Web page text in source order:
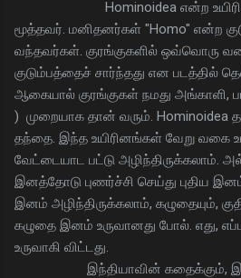
Hominoidea என்ற
மூத்தவர். மனிதனர்கள் "Homo" என்ற
வந்தவர்கள். குரங்குகளில் ஒவ்வொரு
குடும்பத்தைச் சார்ந்தது என படத்தில்
ஆகையால் குரங்குகள் நமது
) முறையாக தான் வரும்.
தந்தை. இந்த உயிரினங்கள் வேறு வகை
வேட்டையாட பட்டு அழிந்திருக்கலாம்.
இனத்தோடு புணர்ச்சி செய்து புதிய
இனம் அழிந்திருக்கலாம், கழுதையும்,
கழுதை இனம் உருவானது போல். எது,
உருவாகி விட்டது.
இந்தியாவின் கதைக்கும், இந்த